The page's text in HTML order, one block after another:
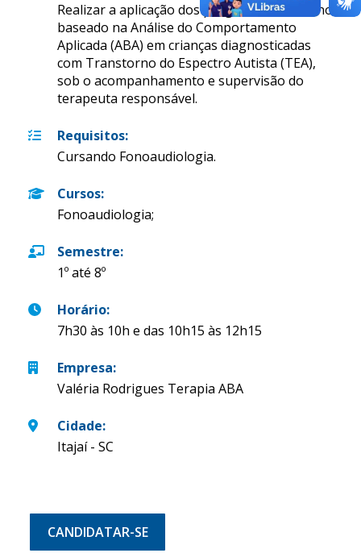
Realizar a aplicação dos programas de ensino
baseado na Análise do Comportamento
Aplicada (ABA) em crianças diagnosticadas
com Transtorno do Espectro Autista (TEA),
sob o acompanhamento e supervisão do
terapeuta responsável.
Requisitos:
Cursando Fonoaudiologia.
Cursos:
Fonoaudiologia;
Semestre:
1º até 8º
Horário:
7h30 às 10h e das 10h15 às 12h15
Empresa:
Valéria Rodrigues Terapia ABA
Cidade:
Itajaí - SC
CANDIDATAR-SE